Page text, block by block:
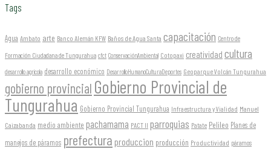
Tags
Agua Ambato arte Banco Alemán KFW Baños de Agua Santa capacitación Centro de
Formación Ciudadana de Tungurahua cfct ConservaciónAmbiental Cotopaxi creatividad cultura
desarrollo agrícola desarrollo económico DesarrolloHumanoCulturaDeportes Geoparque Volcán Tungurahua
gobierno provincial Gobierno Provincial de
Tungurahua Gobierno Provincial Tungurahua Infraestructura y Vialidad Manuel
Caizabanda medio ambiente pachamama PACT II parroquias Patate Pelileo Planes de
manejos de páramos prefectura produccion producción Productividad páramos